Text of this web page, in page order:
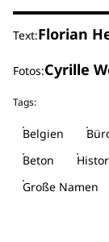
Text:Florian
Fotos:Cyrille
Tags:
Belgien
Beton
Große Namen